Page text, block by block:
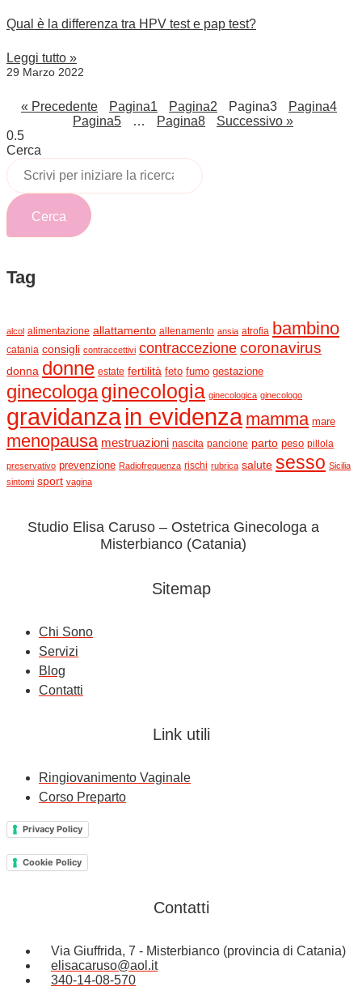
Qual è la differenza tra HPV test e pap test?
Leggi tutto »
29 Marzo 2022
« Precedente Pagina1 Pagina2 Pagina3 Pagina4
Pagina5 … Pagina8 Successivo »
Cerca
Cerca
Tag
alcol alimentazione allattamento allenamento ansia atrofia bambino
catania consigli contraccettivi contraccezionecoronavirus
donna donne estate fertilità feto fumo gestazione
ginecologaginecologia ginecologica ginecologo
gravidanzain evidenza mamma mare
menopausa mestruazioni nascita pancione parto peso pillola
preservativo prevenzione Radiofrequenza rischi rubrica salute sesso Sicilia
sintomi sport vagina
Studio Elisa Caruso – Ostetrica Ginecologa a
Misterbianco (Catania)
Sitemap
Chi Sono
Servizi
Blog
Contatti
Link utili
Ringiovanimento Vaginale
Corso Preparto
Privacy Policy
Cookie Policy
Contatti
Via Giuffrida, 7 - Misterbianco (provincia di Catania)
elisacaruso@aol.it
340-14-08-570